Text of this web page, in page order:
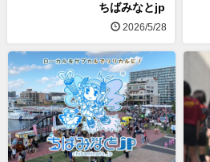
ちばみなとjp
2026/5/28